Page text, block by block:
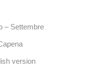
– Settembre
version